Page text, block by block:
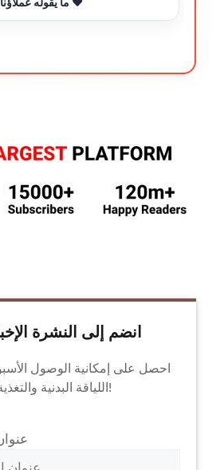
انضم إلى النشرة
احصل على إمكانية الوصول
اللياقة البدنية والتغذية لدينا!